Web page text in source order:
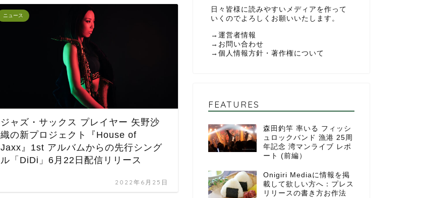
ニュース
ジャズ・サックス プレイヤー 矢野沙
織の新プロジェクト『House of
Jaxx』1st アルバムからの先行シング
ル「DiDi」6月22日配信リリース
2022年6月25日
日々皆様に読みやすいメディアを作って
いくのでよろしくお願いいたします。
→ 運営者情報
→ お問い合わせ
→ 個人情報方針・著作権について
FEATURES
森田釣竿 率いる フィッシ
ュロックバンド 漁港 25周
年記念 湾マンライブ レポ
ート (前編）
Onigiri Mediaに情報を掲
載して欲しい方へ：プレス
リリースの書き方お作法